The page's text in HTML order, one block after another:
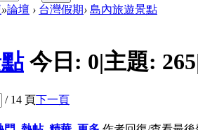
»論壇 › 台灣假期› 島內旅遊景點
今日: 0|主題: 265
/ 14 頁下一頁